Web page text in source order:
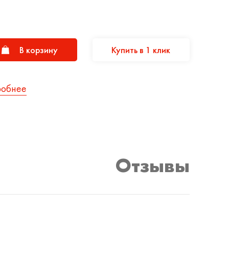
В корзину Купить в 1 клик
Отзывы